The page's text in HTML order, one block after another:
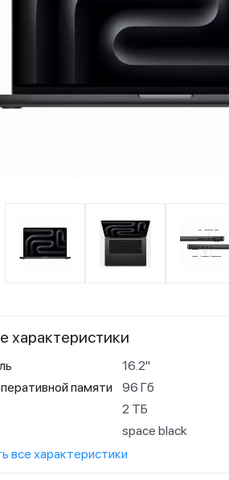
характеристики
16.2"
памяти
96 Гб
2 ТБ
space black
все характеристики